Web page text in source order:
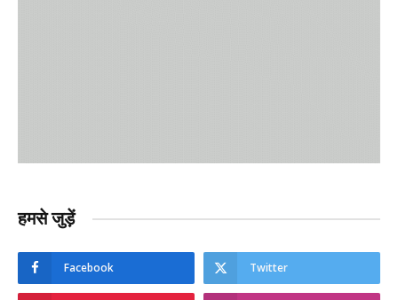
हमसे जुड़ें
Facebook Twitter